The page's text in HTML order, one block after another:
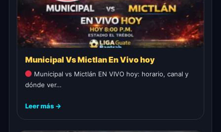
Municipal Vs Mictlan En Vivo hoy
Municipal vs Mictlán EN VIVO hoy: horario, canal y
dónde ver…
Leer más →